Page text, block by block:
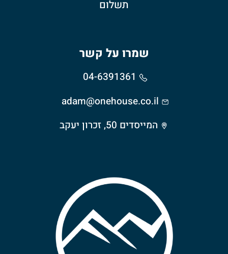
תשלום
שמרו על קשר
adam@onehouse.co.il
המייסדים 50, זכרון יעקב